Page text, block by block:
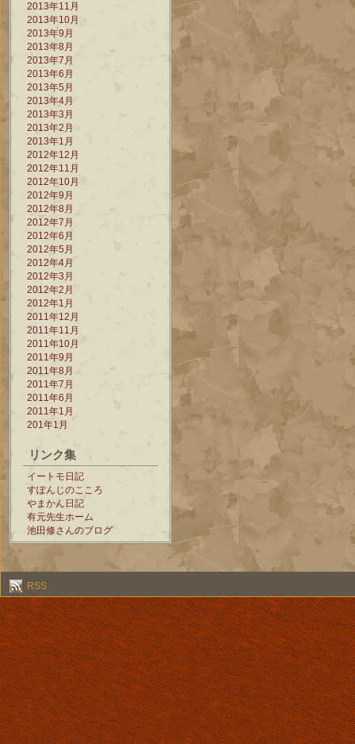
2013年11月
2013年10月
2013年9月
2013年8月
2013年7月
2013年6月
2013年5月
2013年4月
2013年3月
2013年2月
2013年1月
2012年12月
2012年11月
2012年10月
2012年9月
2012年8月
2012年7月
2012年6月
2012年5月
2012年4月
2012年3月
2012年2月
2012年1月
2011年12月
2011年11月
2011年10月
2011年9月
2011年8月
2011年7月
2011年6月
2011年1月
201年1月
リンク集
イートモ日記
すぽんじのこころ
やまかん日記
有元先生ホーム
池田修さんのブログ
RSS